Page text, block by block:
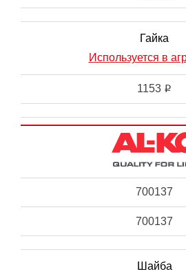
Гайка
Используется в
1153 i
700137
700137
Шайба